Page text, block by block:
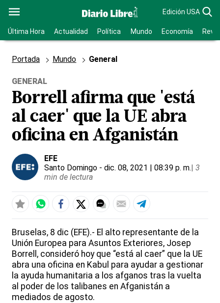
Edición USA
Última Hora Actualidad Política Mundo Economía
Portada Mundo General
GENERAL
Borrell afirma que 'está
al caer' que la UE abra
oficina en Afganistán
EFE
Santo Domingo - dic. 08, 2021 | 08:39 p. m.| 3
min de lectura
Bruselas, 8 dic (EFE).- El alto representante de la
Unión Europea para Asuntos Exteriores, Josep
Borrell, consideró hoy que “está al caer” que la UE
abra una oficina en Kabul para ayudar a gestionar
la ayuda humanitaria a los afganos tras la vuelta
al poder de los talibanes en Afganistán a
mediados de agosto.